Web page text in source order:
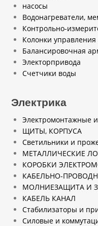
насосы
Водонагреватели,
Контрольно-
Колонки
Балансировочная
Электорпривода
Счетчики воды
Электрика
Электромонтажные
ЩИТЫ, КОРПУСА
Светильники и
МЕТАЛЛИЧЕСКИЕ
КОРОБКИ
КАБЕЛЬНО-
МОЛНИЕЗАЩИТА И
КАБЕЛЬ КАНАЛ
Стабилизаторы и
Силовые и